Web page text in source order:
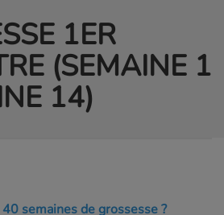
1ER
(SEMAINE 1
14)
semaines de grossesse ?